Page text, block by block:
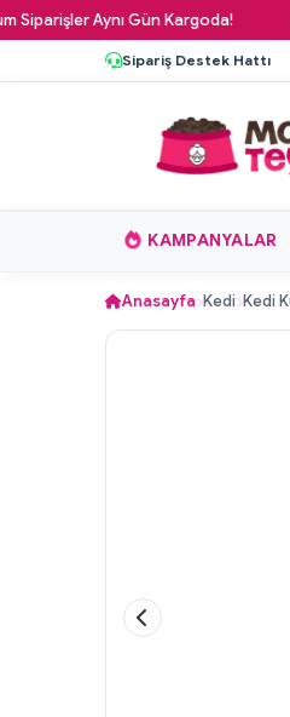
Aynı Gün Kargoda!
Sipariş Destek Hattı
KAMPANYALAR
Anasayfa Kedi Kedi